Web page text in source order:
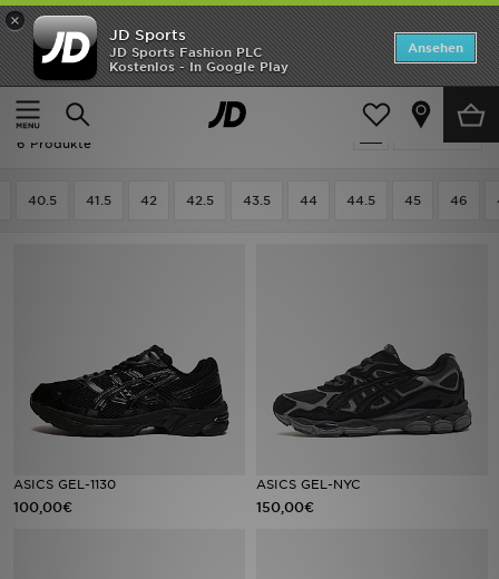
×
JD Sports
JD Sports Fashion PLC
Kostenlos - In Google Play
Ansehen
Home
Herren Herrenschuhe
Verfeinern
Schwarz Herrenschuhe - Asics Gel
6 Produkte
40.5 41.5 42 42.5 43.5 44 44.5 45 46
ASICS GEL-1130
100,00€
ASICS GEL-NYC
150,00€
ANGEBOTE
Neuheiten
Herren
Fußball